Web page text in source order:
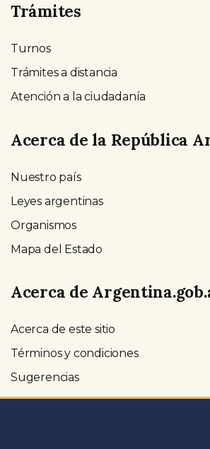
Trámites
Turnos
Trámites a distancia
Atención a la ciudadanía
Acerca de la República
Nuestro país
Leyes argentinas
Organismos
Mapa del Estado
Acerca de
Acerca de este sitio
Términos y condiciones
Sugerencias